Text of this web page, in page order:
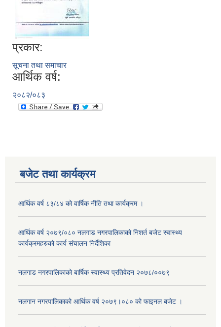
प्रकार:
सूचना तथा समाचार
आर्थिक वर्ष:
२०८२/०८३
बजेट तथा कार्यक्रम
आर्थिक वर्ष ८३/८४ को वार्षिक नीति तथा कार्यक्रम ।
आर्थिक वर्ष २०७९/०८० नलगाड नगरपालिकाको निशर्त बजेट स्वास्थ्य
कार्यक्रमहरुको कार्य संचालन निर्देशिका
नलगाड नगरपालिकाको बार्षिक स्वास्थ्य प्रतिवेदन २०७८/००७९
नलगान नगरपालिकाको आर्थिक वर्ष २०७९।०८० को फाइनल बजेट ।